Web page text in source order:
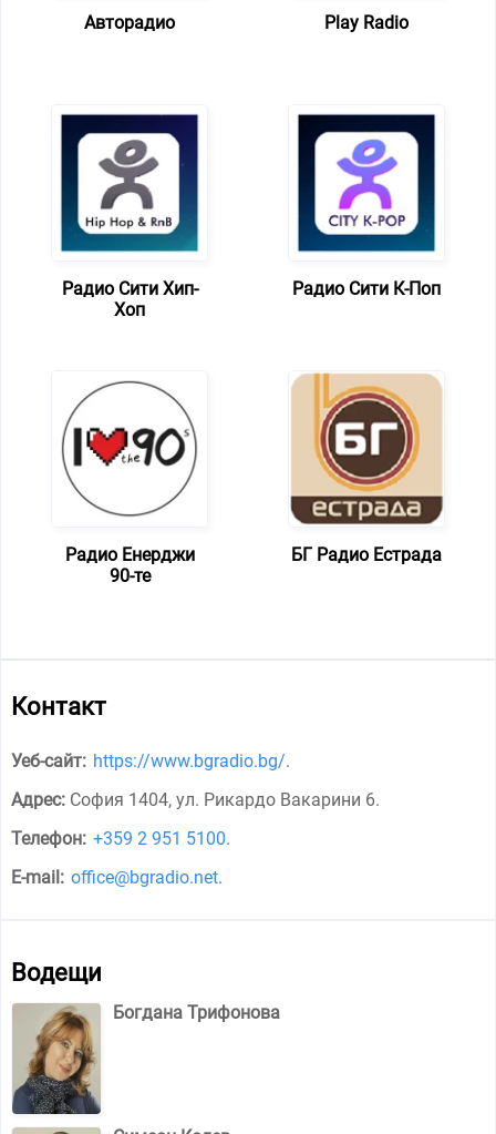
Авторадио Play Radio
Радио Сити Хип-
Хоп
Радио Сити К-Поп
Радио Енерджи
90-те
БГ Радио Естрада
Контакт
Уеб-сайт: https://www.bgradio.bg/.
Адрес: София 1404, ул. Рикардо Вакарини 6.
Телефон: +359 2 951 5100.
E-mail: office@bgradio.net.
Водещи
Богдана Трифонова